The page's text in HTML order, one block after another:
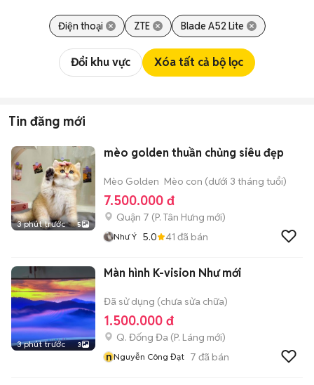
Điện thoại ZTE Blade A52 Lite
Đổi khu vực Xóa tất cả bộ lọc
Tin đăng mới
3 phút trước 5
mèo golden thuần chủng siêu đẹp
Mèo Golden Mèo con (dưới 3 tháng tuổi)
7.500.000 đ
Quận 7 (P. Tân Hưng mới)
Như Ý 5.0 41 đã bán
3 phút trước 3
Màn hình K-vision Như mới
Đã sử dụng (chưa sửa chữa)
1.500.000 đ
Q. Đống Đa (P. Láng mới)
nNguyễn Công Đạt 7 đã bán